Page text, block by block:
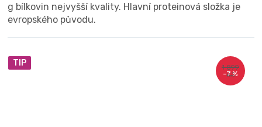
g bílkovin nejvyšší kvality. Hlavní proteinová složka je
evropského původu.
TIP
1 899
Kč
–7 %